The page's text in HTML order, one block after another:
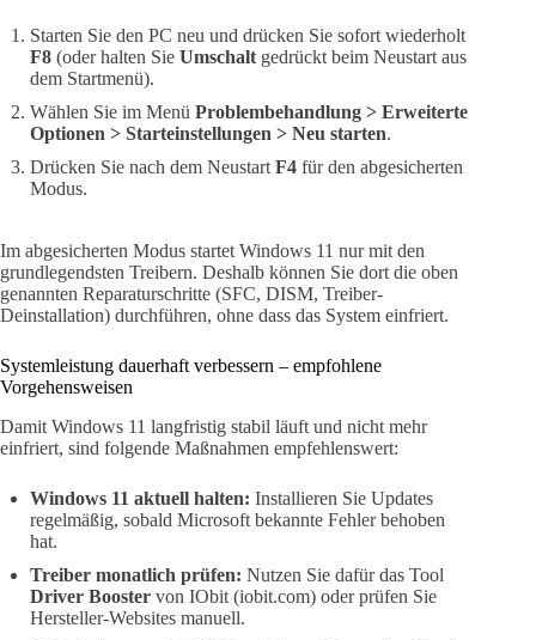
Starten Sie den PC neu und drücken Sie sofort wiederholt
F8 (oder halten Sie Umschalt gedrückt beim Neustart aus
dem Startmenü).
Wählen Sie im Menü Problembehandlung > Erweiterte
Optionen > Starteinstellungen > Neu starten.
Drücken Sie nach dem Neustart F4 für den abgesicherten
Modus.
Im abgesicherten Modus startet Windows 11 nur mit den
grundlegendsten Treibern. Deshalb können Sie dort die oben
genannten Reparaturschritte (SFC, DISM, Treiber-
Deinstallation) durchführen, ohne dass das System einfriert.
Systemleistung dauerhaft verbessern – empfohlene
Vorgehensweisen
Damit Windows 11 langfristig stabil läuft und nicht mehr
einfriert, sind folgende Maßnahmen empfehlenswert:
Windows 11 aktuell halten: Installieren Sie Updates
regelmäßig, sobald Microsoft bekannte Fehler behoben
hat.
Treiber monatlich prüfen: Nutzen Sie dafür das Tool
Driver Booster von IObit (iobit.com) oder prüfen Sie
Hersteller-Websites manuell.